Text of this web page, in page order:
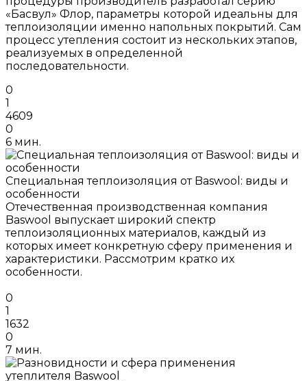
«Басвул» Флор, параметры которой идеальны для
теплоизоляции именно напольных покрытий. Сам
процесс утепления состоит из нескольких этапов,
реализуемых в определенной
последовательности.
0
1
4609
0
6 мин.
Специальная теплоизоляция от Baswool: виды и
особенности
Отечественная производственная компания
Baswool выпускает широкий спектр
теплоизоляционных материалов, каждый из
которых имеет конкретную сферу применения и
характеристики. Рассмотрим кратко их
особенности.
0
1
1632
0
7 мин.